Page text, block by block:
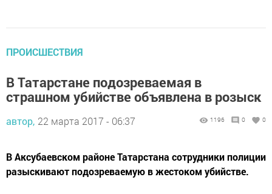
ПРОИСШЕСТВИЯ
В Татарстане подозреваемая в
страшном убийстве объявлена в розыск
автор, 22 марта 2017 - 06:37 1196 0 0
В Аксубаевском районе Татарстана сотрудники полиции
разыскивают подозреваемую в жестоком убийстве.